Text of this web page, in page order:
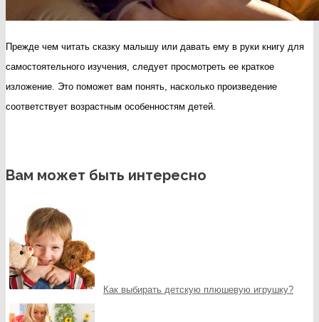
Прежде чем читать сказку малышу или давать ему в руки книгу для
самостоятельного изучения, следует просмотреть ее краткое
изложение. Это поможет вам понять, насколько произведение
соответствует возрастным особенностям детей.
Вам может быть интересно
Как выбирать детскую плюшевую игрушку?